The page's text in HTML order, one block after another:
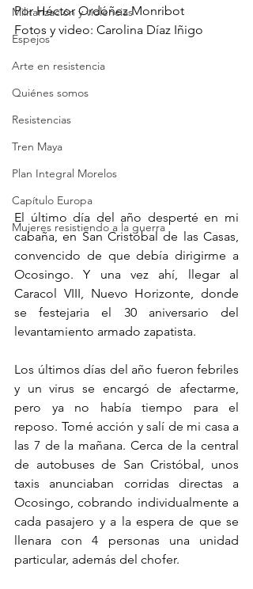
Militarización y violencias
Espejos
Arte en resistencia
Quiénes somos
Resistencias
Tren Maya
Plan Integral Morelos
Capítulo Europa
Mujeres resistiendo a la guerra
Por Héctor Ordóñez Monribot
Fotos y video: Carolina Díaz Iñigo
El último día del año desperté en mi
cabaña, en San Cristóbal de las Casas,
convencido de que debía dirigirme a
Ocosingo. Y una vez ahí, llegar al
Caracol VIII, Nuevo Horizonte, donde
se festejaria el 30 aniversario del
levantamiento armado zapatista.
Los últimos días del año fueron febriles
y un virus se encargó de afectarme,
pero ya no había tiempo para el
reposo. Tomé acción y salí de mi casa a
las 7 de la mañana. Cerca de la central
de autobuses de San Cristóbal, unos
taxis anunciaban corridas directas a
Ocosingo, cobrando individualmente a
cada pasajero y a la espera de que se
llenara con 4 personas una unidad
particular, además del chofer.